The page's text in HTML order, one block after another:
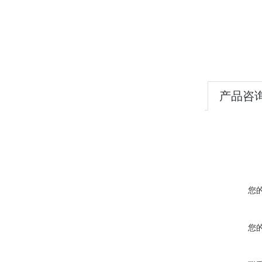
产品咨
您
您